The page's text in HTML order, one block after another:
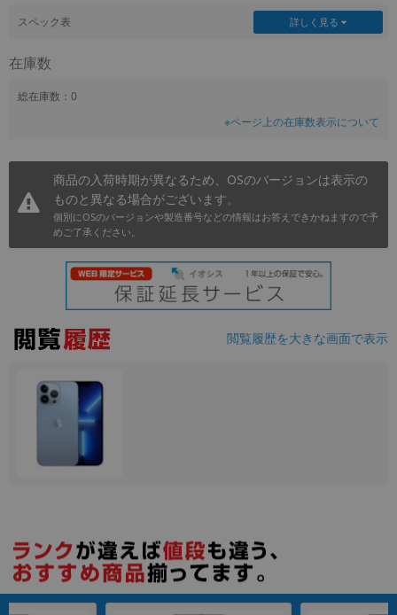
スペック表 詳しく見る
在庫数
総在庫数：0
※ページ上の在庫数表示について
商品の入荷時期が異なるため、OSのバージョンは表示の
ものと異なる場合がございます。
個別にOSのバージョンや製造番号などの情報はお答えできかねますので予
めご了承ください。
閲覧履歴を大きな画面で表示
年
各項目のチェックボックスは「or検索」となります。
ただし機能別のみ「and検索」となります。